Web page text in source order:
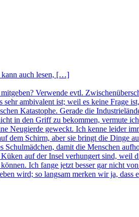
auch lesen, […]
Verwende evtl.
sehr ambivalent ist; weil es keine Frage
Katastophe. Gerade die
in den Griff zu bekommen, vermute
Neugierde geweckt. Ich kenne leider
dem Schirm, aber sie bringt die Dinge
Schulmädchen, damit die Menschen
auf der Insel verhungert sind,
Ich fange jetzt besser gar nicht
wird; so langsam merken wir ja,